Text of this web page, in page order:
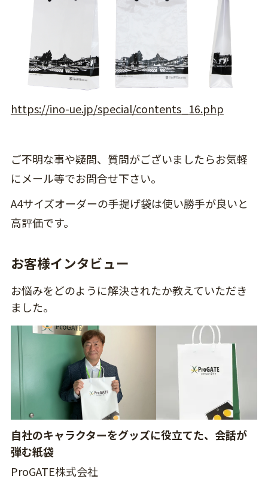
https://ino-ue.jp/special/contents_16.php
ご不明な事や疑問、質問がございましたらお気軽
にメール等でお問合せ下さい。
A4サイズオーダーの手提げ袋は使い勝手が良いと
高評価です。
お客様インタビュー
お悩みをどのように解決されたか教えていただき
ました。
自社のキャラクターをグッズに役立てた、会話が
弾む紙袋
ProGATE株式会社